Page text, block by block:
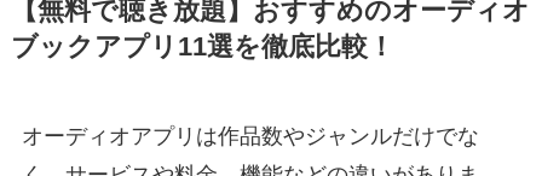
【無料で聴き放題】おすすめのオーディオ
ブックアプリ11選を徹底比較！
オーディオアプリは作品数やジャンルだけでな